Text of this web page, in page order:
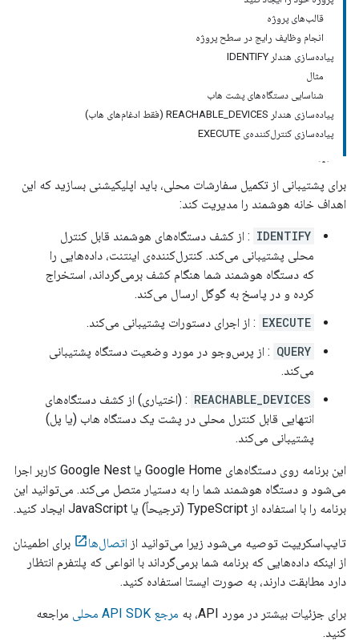
قالب‌های پروژه
انجام وظایف رایج در سطح پروژه
پیاده‌سازی هندلر IDENTIFY
مثال
شناسایی دستگاه‌های پشت هاب
پیاده‌سازی هندلر REACHABLE_DEVICES (فقط ادغام‌های هاب)
پیاده‌سازی کنترل‌کننده‌ی EXECUTE
برای پشتیبانی از تکمیل سفارشات محلی، باید اپلیکیشنی بسازید که این
اهداف خانه هوشمند را مدیریت کند:
IDENTIFY : از کشف دستگاه‌های هوشمند قابل کنترل
محلی پشتیبانی می‌کند. کنترل‌کننده‌ی اینتنت، داده‌هایی را
که دستگاه هوشمند شما هنگام کشف برمی‌گرداند، استخراج
کرده و در پاسخ به گوگل ارسال می‌کند.
EXECUTE : از اجرای دستورات پشتیبانی می‌کند.
QUERY : از پرس‌وجو در مورد وضعیت دستگاه پشتیبانی
می‌کند.
REACHABLE_DEVICES : (اختیاری) از کشف دستگاه‌های
انتهایی قابل کنترل محلی در پشت یک دستگاه هاب (یا پل)
پشتیبانی می‌کند.
این برنامه روی دستگاه‌های Google Home یا Google Nest کاربر اجرا
می‌شود و دستگاه هوشمند شما را به دستیار متصل می‌کند. می‌توانید این
برنامه را با استفاده از TypeScript (ترجیحاً) یا JavaScript ایجاد کنید.
تایپ‌اسکریپت توصیه می‌شود زیرا می‌توانید از اتصال‌ها
برای اطمینان
از اینکه داده‌هایی که برنامه شما برمی‌گرداند با انواعی که پلتفرم انتظار
دارد مطابقت دارند، به صورت ایستا استفاده کنید.
برای جزئیات بیشتر در مورد API، به مرجع API SDK محلی
مراجعه
کنید.